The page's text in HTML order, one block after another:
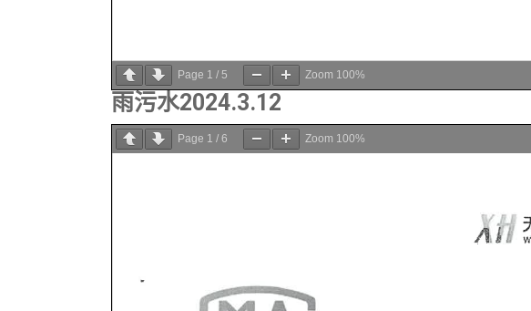
Page 1 / 5 Zoom 100%
雨污水2024.3.12
Page 1 / 6 Zoom 100%